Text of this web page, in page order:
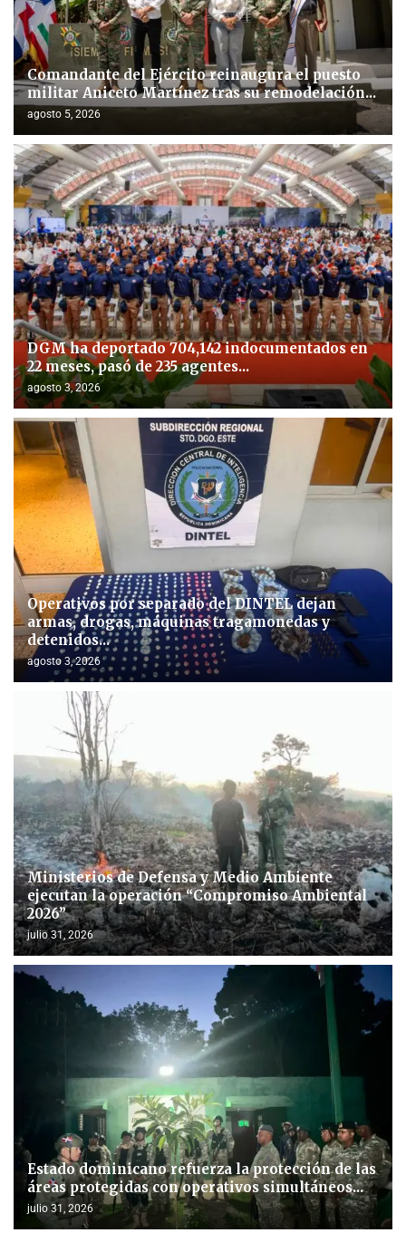
Comandante del Ejército reinaugura el puesto
militar Aniceto Martínez tras su remodelación...
agosto 5, 2026
DGM ha deportado 704,142 indocumentados en
22 meses, pasó de 235 agentes...
agosto 3, 2026
Operativos por separado del DINTEL dejan
armas, drogas, máquinas tragamonedas y
detenidos...
agosto 3, 2026
Ministerios de Defensa y Medio Ambiente
ejecutan la operación “Compromiso Ambiental
2026”
julio 31, 2026
Estado dominicano refuerza la protección de las
áreas protegidas con operativos simultáneos...
julio 31, 2026